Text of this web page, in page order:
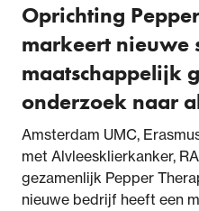
Oprichting
markeert nieuwe
maatschappelijk
onderzoek naar
Amsterdam UMC,
met Alvleesklierkanker,
gezamenlijk Pepper
nieuwe bedrijf heeft een